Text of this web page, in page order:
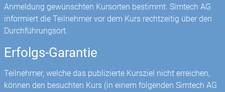
Anmeldung gewünschten Kursorten bestimmt. Simtech AG
informiert die Teilnehmer vor dem Kurs rechtzeitig über den
Durchführungsort.
Erfolgs-Garantie
Teilnehmer, welche das publizierte Kursziel nicht erreichen,
können den besuchten Kurs (in einem folgenden Simtech AG